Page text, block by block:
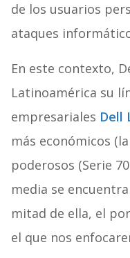
de los usuarios
ataques
En este contexto,
Latinoamérica su
empresariales Dell
más económicos
poderosos (Serie
media se
mitad de ella, el
el que nos